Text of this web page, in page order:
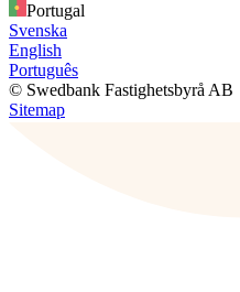
Portugal
Svenska
English
Português
© Swedbank Fastighetsbyrå AB
Sitemap